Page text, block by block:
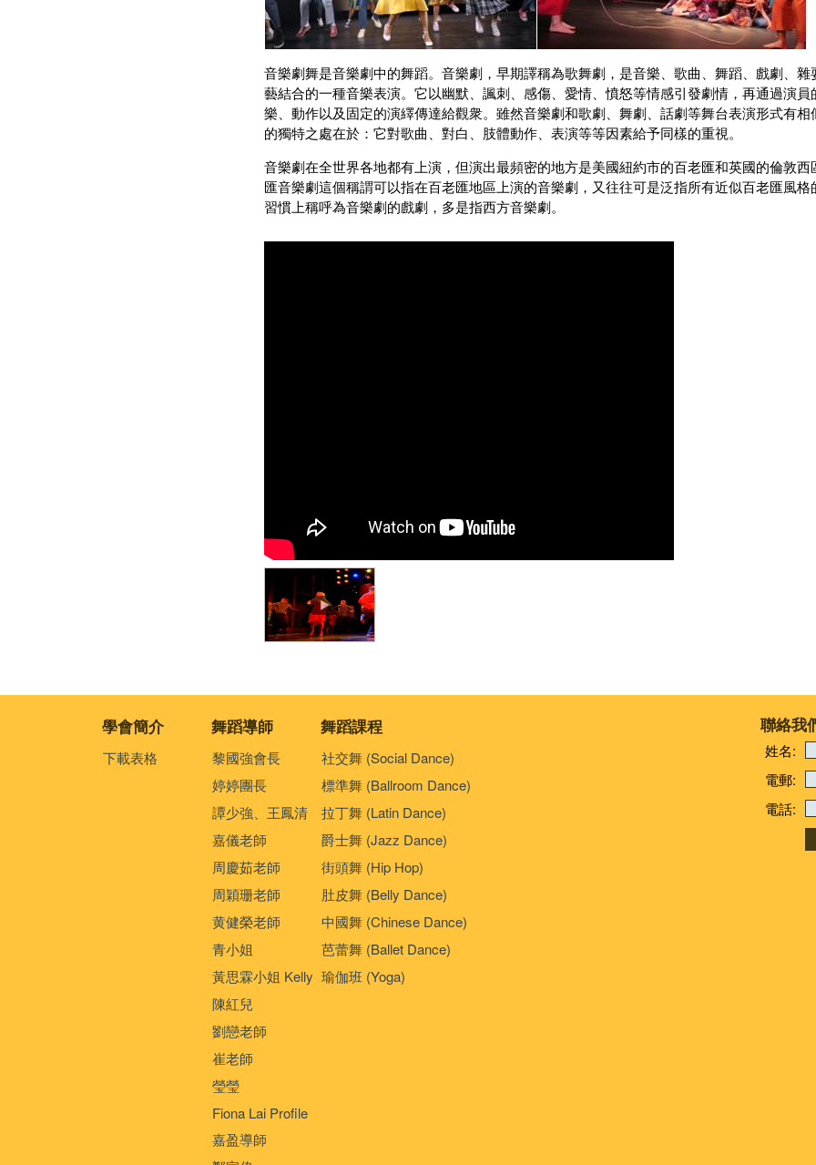
音樂劇舞是音樂劇中的舞蹈。音樂劇，早期譯稱為歌舞劇，是音樂、歌曲、舞蹈、戲劇、雜
藝結合的一種音樂表演。它以幽默、諷刺、感傷、愛情、憤怒等情感引發劇情，再通過演員
樂、動作以及固定的演繹傳達給觀衆。雖然音樂劇和歌劇、舞劇、話劇等舞台表演形式有相
的獨特之處在於：它對歌曲、對白、肢體動作、表演等等因素給予同樣的重視。
音樂劇在全世界各地都有上演，但演出最頻密的地方是美國紐約市的百老匯和英國的倫敦西
匯音樂劇這個稱謂可以指在百老匯地區上演的音樂劇，又往往可是泛指所有近似百老匯風格
習慣上稱呼為音樂劇的戲劇，多是指西方音樂劇。
學會簡介 舞蹈導師 舞蹈課程
下載表格
黎國強會長
婷婷團長
譚少強、王鳳清
嘉儀老師
周慶茹老師
周穎珊老師
黄健榮老師
青小姐
黃思霖小姐 Kelly
陳紅兒
劉戀老師
崔老師
瑩瑩
Fiona Lai Profile
嘉盈導師
社交舞 (Social Dance)
標準舞 (Ballroom Dance)
拉丁舞 (Latin Dance)
爵士舞 (Jazz Dance)
街頭舞 (Hip Hop)
肚皮舞 (Belly Dance)
中國舞 (Chinese Dance)
芭蕾舞 (Ballet Dance)
瑜伽班 (Yoga)
聯絡我
姓名:
電郵:
電話: